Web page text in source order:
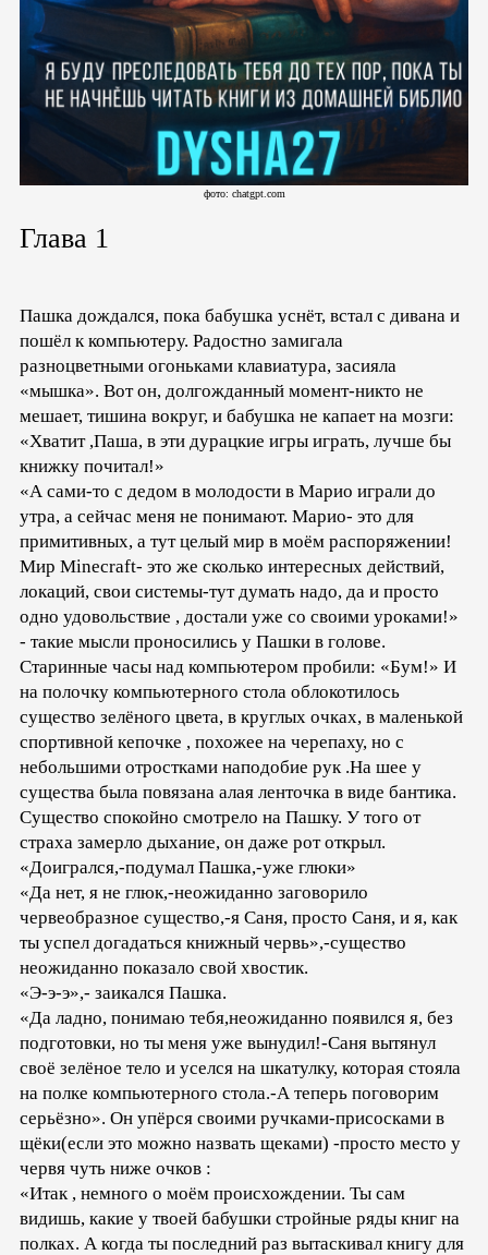
фото: chatgpt.com
Глава 1
Пашка дождался, пока бабушка уснёт, встал с дивана и
пошёл к компьютеру. Радостно замигала
разноцветными огоньками клавиатура, засияла
«мышка». Вот он, долгожданный момент-никто не
мешает, тишина вокруг, и бабушка не капает на мозги:
«Хватит ,Паша, в эти дурацкие игры играть, лучше бы
книжку почитал!»
«А сами-то с дедом в молодости в Марио играли до
утра, а сейчас меня не понимают. Марио- это для
примитивных, а тут целый мир в моём распоряжении!
Мир Minecraft- это же сколько интересных действий,
локаций, свои системы-тут думать надо, да и просто
одно удовольствие , достали уже со своими уроками!»
- такие мысли проносились у Пашки в голове.
Старинные часы над компьютером пробили: «Бум!» И
на полочку компьютерного стола облокотилось
существо зелёного цвета, в круглых очках, в маленькой
спортивной кепочке , похожее на черепаху, но с
небольшими отростками наподобие рук .На шее у
существа была повязана алая ленточка в виде бантика.
Существо спокойно смотрело на Пашку. У того от
страха замерло дыхание, он даже рот открыл.
«Доигрался,-подумал Пашка,-уже глюки»
«Да нет, я не глюк,-неожиданно заговорило
червеобразное существо,-я Саня, просто Саня, и я, как
ты успел догадаться книжный червь»,-существо
неожиданно показало свой хвостик.
«Э-э-э»,- заикался Пашка.
«Да ладно, понимаю тебя,неожиданно появился я, без
подготовки, но ты меня уже вынудил!-Саня вытянул
своё зелёное тело и уселся на шкатулку, которая стояла
на полке компьютерного стола.-А теперь поговорим
серьёзно». Он упёрся своими ручками-присосками в
щёки(если это можно назвать щеками) -просто место у
червя чуть ниже очков :
«Итак , немного о моём происхождении. Ты сам
видишь, какие у твоей бабушки стройные ряды книг на
полках. А когда ты последний раз вытаскивал книгу для